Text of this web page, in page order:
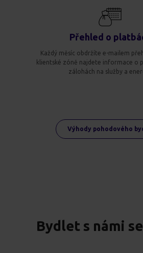
Přehled o
Každý měsíc obdržíte e-mailem
klientské zóně najdete informace o
zálohách na služby a
Výhody pohodového
Bydlet s námi